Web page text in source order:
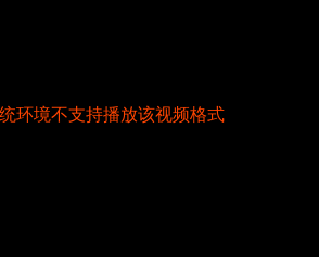
环境不支持播放该视频格式